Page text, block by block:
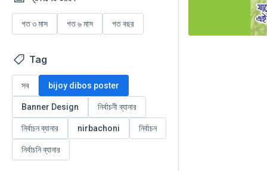
গত ৩ মাস গত ৬ মাস গত বছর
Tag
সব bijoy dibos poster
Banner Design নির্বাচনী ব্যানার
নির্বাচন ব্যানার nirbachoni নির্বাচন
নির্বাচনি ব্যানার